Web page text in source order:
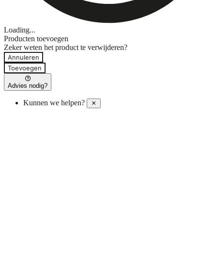
Loading...
Producten toevoegen
Zeker weten het product te verwijderen?
Annuleren
Toevoegen
Advies nodig?
Kunnen we helpen?